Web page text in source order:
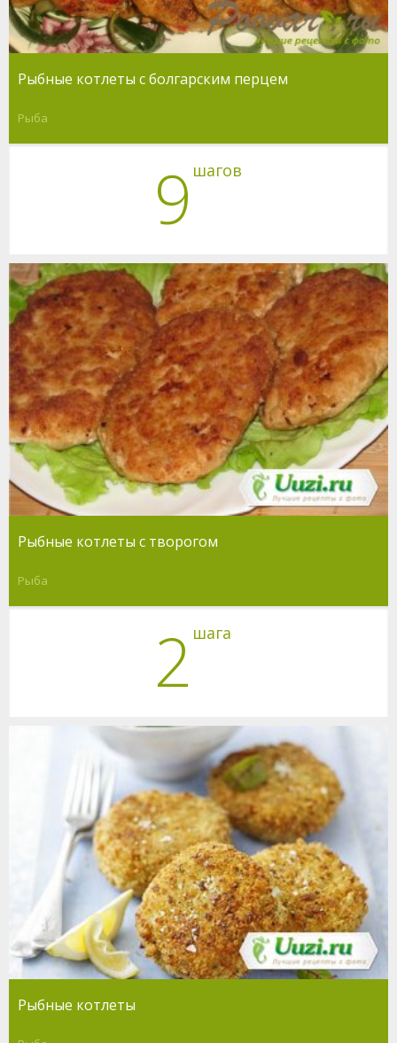
Рыбные котлеты с болгарским перцем
Рыба
9 шагов
Рыбные котлеты с творогом
Рыба
2 шага
Рыбные котлеты